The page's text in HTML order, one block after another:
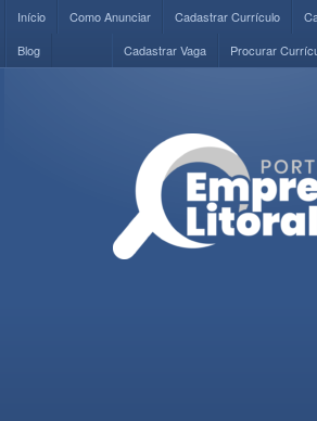
Início Como Anunciar Cadastrar Currículo
Blog
Procurar
Cadastrar Vaga